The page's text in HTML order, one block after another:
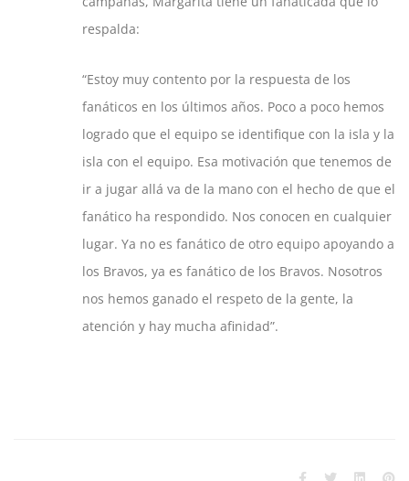
respalda:
“Estoy muy contento por la respuesta de los
fanáticos en los últimos años. Poco a poco hemos
logrado que el equipo se identifique con la isla y la
isla con el equipo. Esa motivación que tenemos de
ir a jugar allá va de la mano con el hecho de que el
fanático ha respondido. Nos conocen en cualquier
lugar. Ya no es fanático de otro equipo apoyando a
los Bravos, ya es fanático de los Bravos. Nosotros
nos hemos ganado el respeto de la gente, la
atención y hay mucha afinidad”.